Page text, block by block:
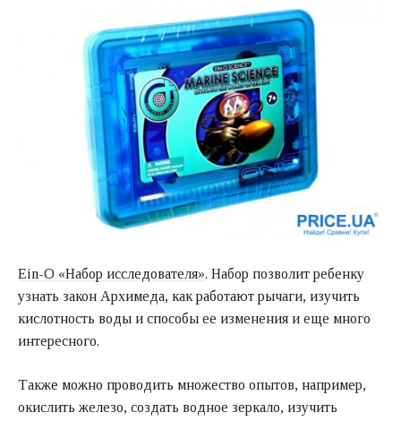
Ein-O «Набор исследователя». Набор позволит ребенку
узнать закон Архимеда, как работают рычаги, изучить
кислотность воды и способы ее изменения и еще много
интересного.
Также можно проводить множество опытов, например,
окислить железо, создать водное зеркало, изучить